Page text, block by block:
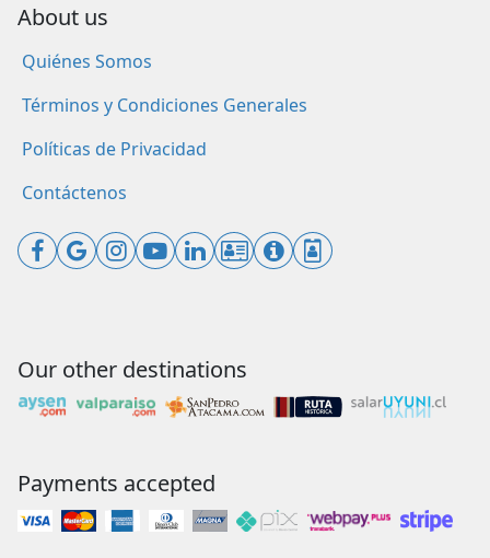
About us
Quiénes Somos
Términos y Condiciones Generales
Políticas de Privacidad
Contáctenos
Our other destinations
Payments accepted